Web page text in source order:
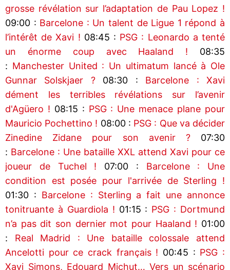
grosse révélation sur l’adaptation de Pau Lopez !
09:00 : Barcelone : Un talent de Ligue 1 répond à
l’intérêt de Xavi ! 08:45 : PSG : Leonardo a tenté
un énorme coup avec Haaland ! 08:35
: Manchester United : Un ultimatum lancé à Ole
Gunnar Solskjaer ?08:30 : Barcelone : Xavi
dément les terribles révélations sur l’avenir
d'Agüero ! 08:15 : PSG : Une menace plane pour
Mauricio Pochettino ! 08:00 : PSG : Que va décider
Zinedine Zidane pour son avenir ?07:30
: Barcelone : Une bataille XXL attend Xavi pour ce
joueur de Tuchel ! 07:00 : Barcelone : Une
condition est posée pour l'arrivée de Sterling !
01:30 : Barcelone : Sterling a fait une annonce
tonitruante à Guardiola ! 01:15 : PSG : Dortmund
n’a pas dit son dernier mot pour Haaland ! 01:00
: Real Madrid : Une bataille colossale attend
Ancelotti pour ce crack français ! 00:45 : PSG :
Xavi Simons, Edouard Michut… Vers un scénario